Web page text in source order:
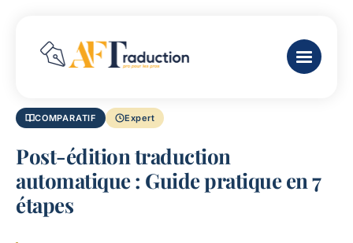
COMPARATIF Expert
Post-édition traduction
automatique : Guide pratique en 7
étapes